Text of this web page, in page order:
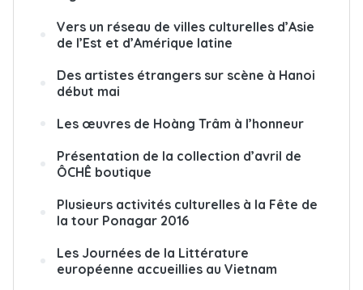
Vers un réseau de villes culturelles d’Asie
de l’Est et d’Amérique latine
Des artistes étrangers sur scène à Hanoi
début mai
Les œuvres de Hoàng Trâm à l’honneur
Présentation de la collection d’avril de
ÔCHÊ boutique
Plusieurs activités culturelles à la Fête de
la tour Ponagar 2016
Les Journées de la Littérature
européenne accueillies au Vietnam